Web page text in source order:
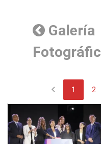
Galería
chevron_left 1 2